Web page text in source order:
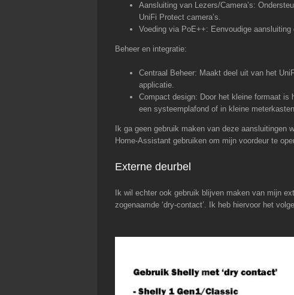
Aansluiting van Lezers/Camera’s:
UniFi Protect camera’s.
Voeding via PoE++: Eenvoudige
Beheer en integratie:
Centraal Beheer: Maakt deel uit van het
applicatie.
Compact design: Door het kleine formaat
een systeemplafond of in kleine
Ik ga geen gebruik maken van deze
Home-Assistant gebruiken om mijn voordeur te
Externe deurbel
Ik wil echter ook gebruik blijven maken van mijn
zogenaamde ‘dry-contact’. Ik heb hiervoor het